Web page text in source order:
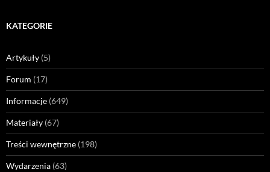
KATEGORIE
Artykuły (5)
Forum (17)
Informacje (649)
Materiały (67)
Treści wewnętrzne (198)
Wydarzenia (63)